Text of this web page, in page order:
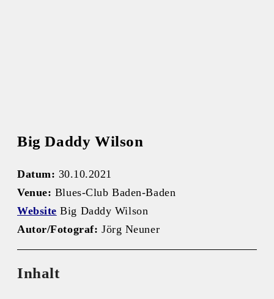
Big Daddy Wilson
Datum: 30.10.2021
Venue: Blues-Club Baden-Baden
Website Big Daddy Wilson
Autor/Fotograf: Jörg Neuner
Inhalt